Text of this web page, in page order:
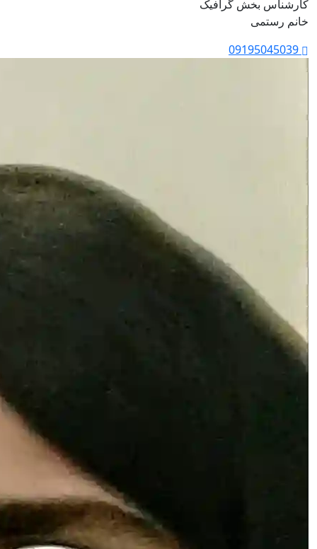
کارشناس بخش گرافیک
خانم رستمی